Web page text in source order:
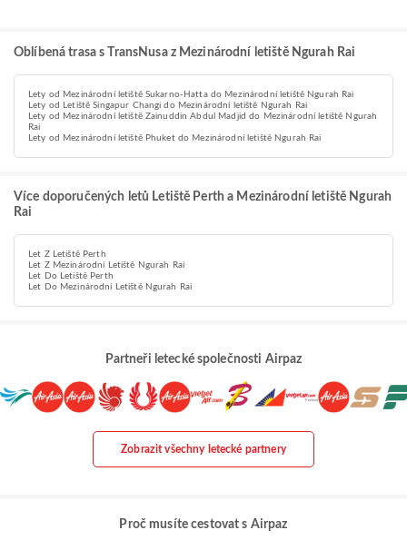
Oblíbená trasa s TransNusa z Mezinárodní letiště Ngurah Rai
Lety od Mezinárodní letiště Sukarno-Hatta do Mezinárodní letiště Ngurah Rai
Lety od Letiště Singapur Changi do Mezinárodní letiště Ngurah Rai
Lety od Mezinárodní letiště Zainuddin Abdul Madjid do Mezinárodní letiště Ngurah
Rai
Lety od Mezinárodní letiště Phuket do Mezinárodní letiště Ngurah Rai
Více doporučených letů Letiště Perth a Mezinárodní letiště Ngurah
Rai
Let Z Letiště Perth
Let Z Mezinárodní Letiště Ngurah Rai
Let Do Letiště Perth
Let Do Mezinárodní Letiště Ngurah Rai
Partneři letecké společnosti Airpaz
Zobrazit všechny letecké partnery
Proč musíte cestovat s Airpaz